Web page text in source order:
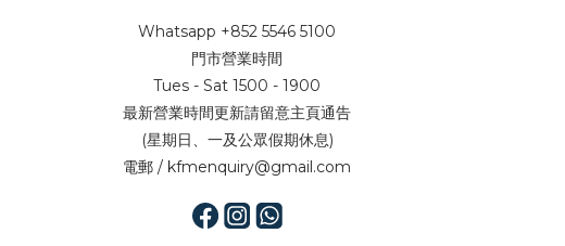
Whatsapp +852 5546 5100
門市營業時間
Tues - Sat 1500 - 1900
最新營業時間更新請留意主頁通告
(星期日、一及公眾假期休息)
電郵 / kfmenquiry@gmail.com